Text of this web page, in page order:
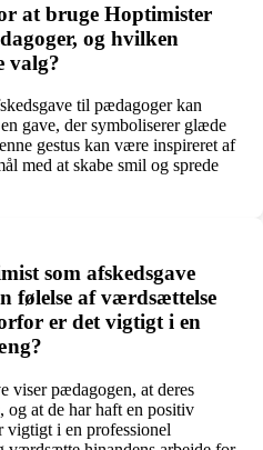
at bruge Hoptimister
og hvilken
valg?
til pædagoger kan
gave, der symboliserer glæde
gestus kan være inspireret af
med at skabe smil og sprede
som afskedsgave
følelse af værdsættelse
er det vigtigt i en
viser pædagogen, at deres
og at de har haft en positiv
vigtigt i en professionel